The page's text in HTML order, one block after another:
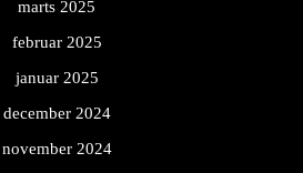
marts 2025
februar 2025
januar 2025
december 2024
november 2024